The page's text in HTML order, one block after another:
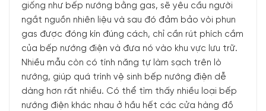
giống như bếp nướng bằng gas, sẽ yêu cầu người
ngắt nguồn nhiên liệu và sau đó đảm bảo vòi phun
gas được đóng kín đúng cách, chỉ cần rút phích cắm
của bếp nướng điện và đưa nó vào khu vực lưu trữ.
Nhiều mẫu còn có tính năng tự làm sạch trên lò
nướng, giúp quá trình vệ sinh bếp nướng điện dễ
dàng hơn rất nhiều. Có thể tìm thấy nhiều loại bếp
nướng điện khác nhau ở hầu hết các cửa hàng đồ